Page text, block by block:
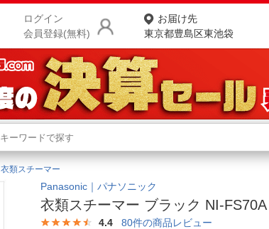
ログイン
会員登録(無料)
お届け先
東京都豊島区東池袋
商品をさがす
ランキングからさがす
カテゴリ一覧からさがす
衣類スチーマー
Panasonic｜パナソニック
衣類スチーマー ブラック NI-
4.4 80件の商品レビュー